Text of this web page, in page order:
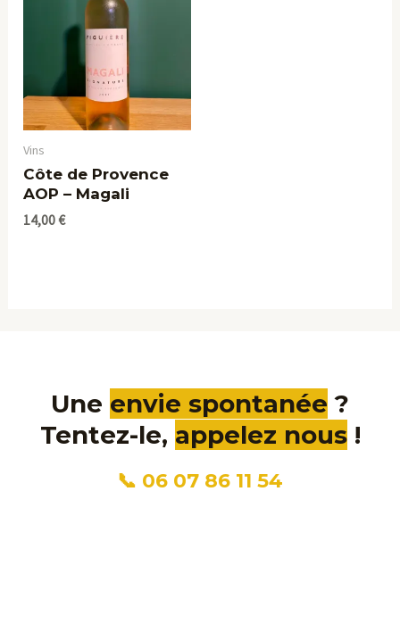
Vins
Côte de Provence
AOP – Magali
14,00€
Une envie spontanée ?
Tentez-le, appelez nous!
📞 06 07 86 11 54